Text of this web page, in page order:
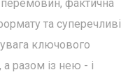
фактична
та суперечливі
ключового
разом із нею - і